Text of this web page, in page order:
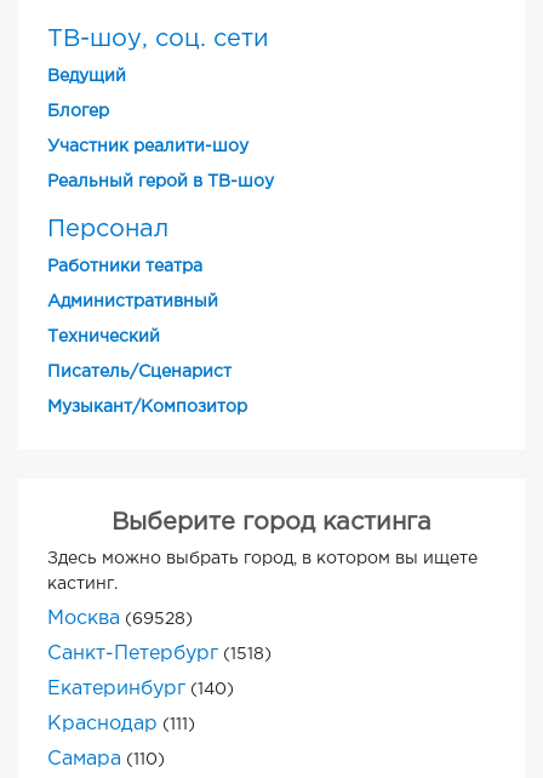
ТВ-шоу, соц. сети
Ведущий
Блогер
Участник реалити-шоу
Реальный герой в ТВ-шоу
Персонал
Работники театра
Административный
Технический
Писатель/Сценарист
Музыкант/Композитор
Выберите город кастинга
Здесь можно выбрать город, в котором вы ищете
кастинг.
Москва (69528)
Санкт-Петербург (1518)
Екатеринбург (140)
Краснодар (111)
Самара (110)